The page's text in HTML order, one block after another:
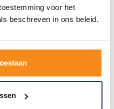
voor het
beschreven in ons beleid.